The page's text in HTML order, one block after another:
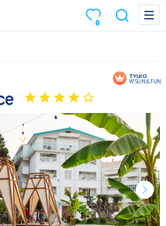
0
Menu Menu
TYLKO
W SUN & FUN
• Albania • BP Sun&Fun